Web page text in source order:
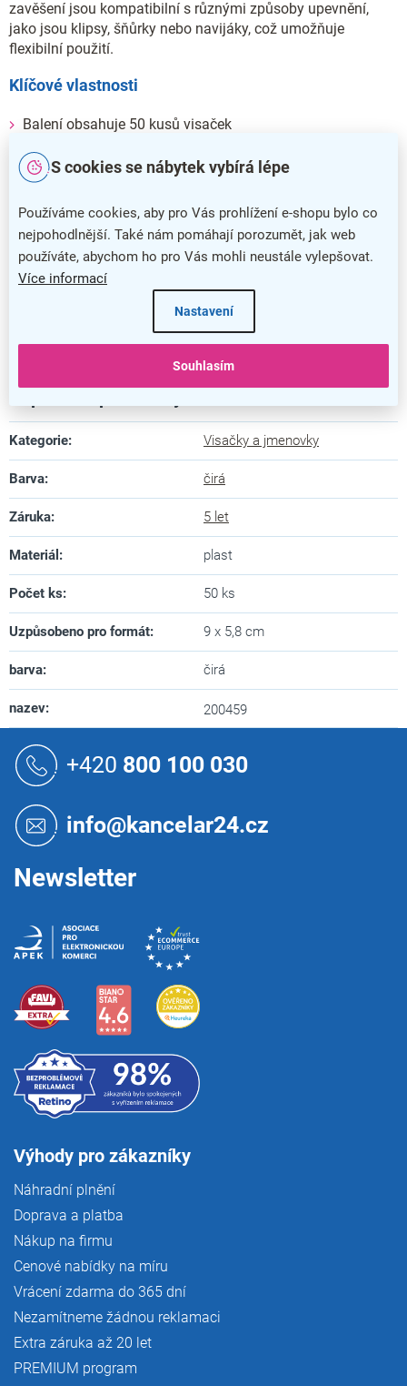
S cookies se nábytek vybírá lépe
Používáme cookies, aby pro Vás prohlížení e-shopu bylo co
nejpohodlnější. Také nám pomáhají porozumět, jak web
používáte, abychom ho pro Vás mohli neustále vylepšovat.
Více informací
Nastavení
Souhlasím
zavěšení jsou kompatibilní s různými způsoby upevnění,
jako jsou klipsy, šňůrky nebo navijáky, což umožňuje
flexibilní použití.
Klíčové vlastnosti
Balení obsahuje 50 kusů visaček
Rozměry vhodné pro průkazky 90 x 58 mm
Vyrobeno z odolného plastu
Zaoblené rohy pro lepší ochranu
Oválný výsek pro jednoduché zavěšení
Tato sada visaček je ideálním řešením pro efektivní a
provozech nebo konferencích. Jejich jednoduché použití a
univerzální rozměry zaručují širokou využitelnost a
Kategorie: Visačky a jmenovky
Barva: čirá
Záruka: 5 let
Materiál : plast
Počet ks: 50 ks
Uzpůsobeno pro formát: 9 x 5,8 cm
barva: čirá
nazev: 200459
+420 800 100 030
info@kancelar24.cz
Newsletter
Výhody pro zákazníky
Náhradní plnění
Doprava a platba
Nákup na firmu
Cenové nabídky na míru
Vrácení zdarma do 365 dní
Nezamítneme žádnou reklamaci
Extra záruka až 20 let
PREMIUM program